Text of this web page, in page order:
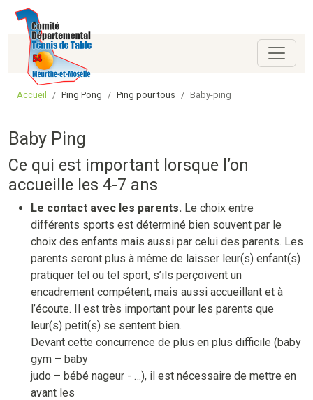
Accueil Ping Pong Ping pour tous Baby-ping
Baby Ping
Ce qui est important lorsque l’on
accueille les 4-7 ans
Le contact avec les parents. Le choix entre
différents sports est déterminé bien souvent par le
choix des enfants mais aussi par celui des parents. Les
parents seront plus à même de laisser leur(s) enfant(s)
pratiquer tel ou tel sport, s’ils perçoivent un
encadrement compétent, mais aussi accueillant et à
l’écoute. Il est très important pour les parents que
leur(s) petit(s) se sentent bien.
Devant cette concurrence de plus en plus difficile (baby
gym – baby
judo – bébé nageur - …), il est nécessaire de mettre en
avant les